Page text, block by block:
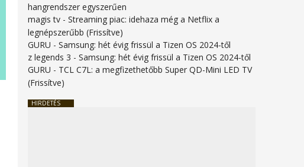
hangrendszer egyszerűen
magis tv -Streaming piac: idehaza még a Netflix a
legnépszerűbb (Frissítve)
GURU -Samsung: hét évig frissül a Tizen OS 2024-től
z legends 3 -Samsung: hét évig frissül a Tizen OS 2024-től
GURU - TCL C7L: a megfizethetőbb Super QD-Mini LED TV
(Frissítve)
HIRDETÉS